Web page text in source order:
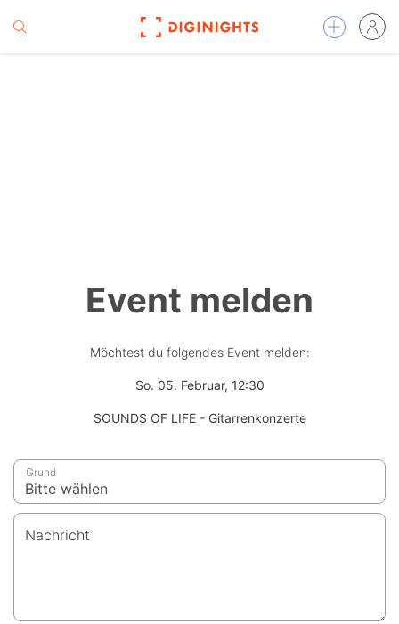
Event melden
Möchtest du folgendes Event melden:
So. 05. Februar, 12:30
SOUNDS OF LIFE - Gitarrenkonzerte
Grund
Nachricht